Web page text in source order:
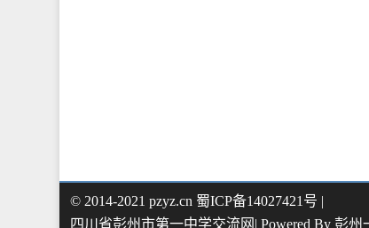
© 2014-2021 pzyz.cn 蜀ICP备14027421号 |
四川省彭州市第一中学交流网| Powered By 彭州